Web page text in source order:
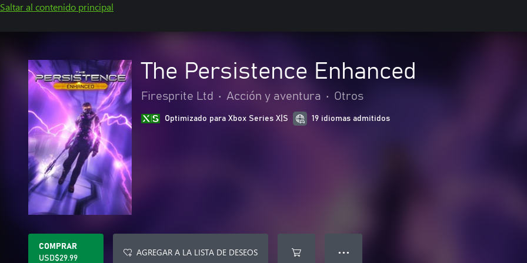
Saltar al contenido principal
The Persistence Enhanced
Firesprite Ltd • Acción y aventura • Otros
Optimizado para Xbox Series X|S 19 idiomas admitidos
COMPRAR
USD$29.99
AGREGAR A LA LISTA DE DESEOS ● ● ●